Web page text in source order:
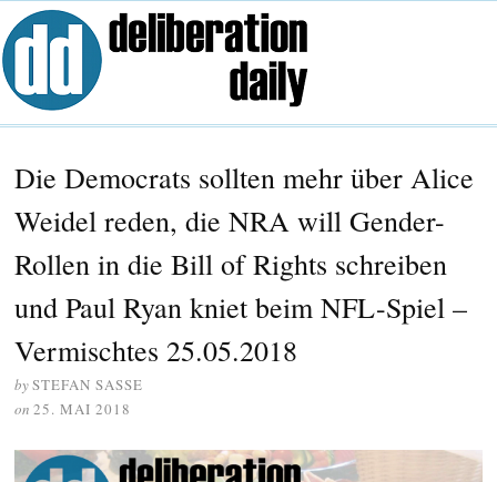
Die Democrats sollten mehr über Alice
Weidel reden, die NRA will Gender-
Rollen in die Bill of Rights schreiben
und Paul Ryan kniet beim NFL-Spiel –
Vermischtes 25.05.2018
bySTEFAN SASSE
on 25. MAI 2018